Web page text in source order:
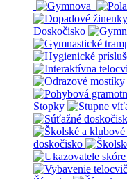
Doskočisko
Stopky
doskočisko